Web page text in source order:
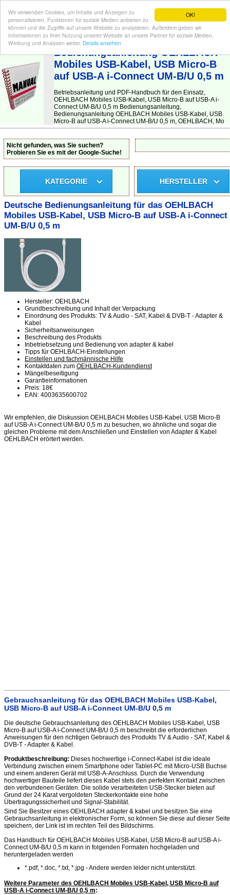
OK!
Wir verwenden Cookies, um Inhalte und Anzeigen zu
personalisieren, Funktionen für soziale Medien anbieten zu
können und die Zugriffe auf unsere Website zu analysieren. Außerdem geben wir
Informationen zu Ihrer Nutzung unserer Website an unsere Partner für soziale Medien,
Werbung und Analysen weiter. Details ansehen
BEDIENUNGSANLEITUNG| Hier finden Sie die deutsche Anleitung!
Bedienungsanleitung OEHLBACH
Mobiles USB-Kabel, USB Micro-B
auf USB-A i-Connect UM-B/U 0,5 m
Betriebsanleitung und PDF-Handbuch für den Einsatz,
OEHLBACH Mobiles USB-Kabel, USB Micro-B auf USB-A i-
Connect UM-B/U 0,5 m Bedienungsanleitung,
Bedienungsanleitung OEHLBACH Mobiles USB-Kabel, USB
Micro-B auf USB-A i-Connect UM-B/U 0,5 m, OEHLBACH, Mo
Nicht gefunden, was Sie suchen?
Probieren Sie es mit der Google-Suche!
KATEGORIE HERSTELLER
Deutsche Bedienungsanleitung für das OEHLBACH
Mobiles USB-Kabel, USB Micro-B auf USB-A i-Connect
UM-B/U 0,5 m
Hersteller: OEHLBACH
Grundbeschreibung und Inhalt der Verpackung
Einordnung des Produkts: TV & Audio - SAT, Kabel & DVB-T - Adapter &
Kabel
Sicherheitsanweisungen
Beschreibung des Produkts
Inbetriebsetzung und Bedienung von adapter & kabel
Tipps für OEHLBACH-Einstellungen
Einstellen und fachmännische Hilfe
Kontaktdaten zum OEHLBACH-Kundendienst
Mängelbeseitigung
Garantieinformationen
Preis: 18€
EAN: 4003635600702
Wir empfehlen, die Diskussion OEHLBACH Mobiles USB-Kabel, USB Micro-B
auf USB-A i-Connect UM-B/U 0,5 m zu besuchen, wo ähnliche und sogar die
gleichen Probleme mit dem Anschließen und Einstellen von Adapter & Kabel
OEHLBACH erörtert werden.
Gebrauchsanleitung für das OEHLBACH Mobiles USB-Kabel,
USB Micro-B auf USB-A i-Connect UM-B/U 0,5 m
Die deutsche Gebrauchsanleitung des OEHLBACH Mobiles USB-Kabel, USB
Micro-B auf USB-A i-Connect UM-B/U 0,5 m beschreibt die erforderlichen
Anweisungen für den richtigen Gebrauch des Produkts TV & Audio - SAT, Kabel &
DVB-T - Adapter & Kabel.
Produktbeschreibung: Dieses hochwertige i-Connect-Kabel ist die ideale
Verbindung zwischen einem Smartphone oder Tablet-PC mit Micro-USB Buchse
und einem anderen Gerät mit USB-A-Anschluss. Durch die Verwendung
hochwertiger Bauteile liefert dieses Kabel stets den perfekten Kontakt zwischen
den verbundenen Geräten. Die solide verarbeiteten USB-Stecker bieten auf
Grund der 24 Karat vergoldeten Steckerkontakte eine hohe
Übertragungssicherheit und Signal-Stabilität.
Sind Sie Besitzer eines OEHLBACH adapter & kabel und besitzen Sie eine
Gebrauchsanleitung in elektronischer Form, so können Sie diese auf dieser Seite
speichern, der Link ist im rechten Teil des Bildschirms.
Das Handbuch für OEHLBACH Mobiles USB-Kabel, USB Micro-B auf USB-A i-
Connect UM-B/U 0,5 m kann in folgenden Formaten hochgeladen und
heruntergeladen werden
*.pdf, *.doc, *.txt, *.jpg - Andere werden leider nicht unterstützt.
Weitere Parameter des OEHLBACH Mobiles USB-Kabel, USB Micro-B auf
USB-A i-Connect UM-B/U 0,5 m: